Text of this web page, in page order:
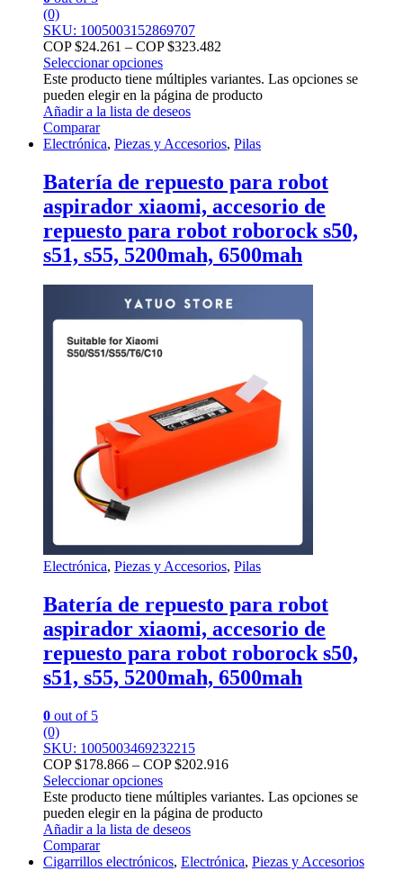
(0)
SKU: 1005003152869707
COP $24.261 – COP $323.482
Seleccionar opciones
Este producto tiene múltiples variantes. Las opciones se
pueden elegir en la página de producto
Añadir a la lista de deseos
Comparar
Electrónica, Piezas y Accesorios, Pilas
Batería de repuesto para robot
aspirador xiaomi, accesorio de
repuesto para robot roborock s50,
s51, s55, 5200mah, 6500mah
Electrónica, Piezas y Accesorios, Pilas
Batería de repuesto para robot
aspirador xiaomi, accesorio de
repuesto para robot roborock s50,
s51, s55, 5200mah, 6500mah
0 out of 5
(0)
SKU: 1005003469232215
COP $178.866 – COP $202.916
Seleccionar opciones
Este producto tiene múltiples variantes. Las opciones se
pueden elegir en la página de producto
Añadir a la lista de deseos
Comparar
Cigarrillos electrónicos, Electrónica, Piezas y Accesorios